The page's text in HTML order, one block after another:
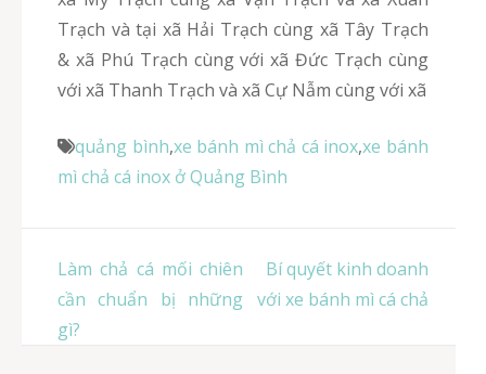
Trạch và tại xã Hải Trạch cùng xã Tây Trạch
& xã Phú Trạch cùng với xã Đức Trạch cùng
với xã Thanh Trạch và xã Cự Nẫm cùng với xã
quảng bình,xe bánh mì chả cá inox,xe bánh
mì chả cá inox ở Quảng Bình
Điều
hướng
bài
Làm chả cá mối chiên
cần chuẩn bị những
gì?
Bí quyết kinh doanh
với xe bánh mì cá chả